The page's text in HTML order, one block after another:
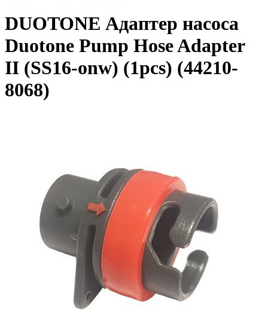
DUOTONE Адаптер насоса
Duotone Pump Hose Adapter
II (SS16-onw) (1pcs) (44210-
8068)